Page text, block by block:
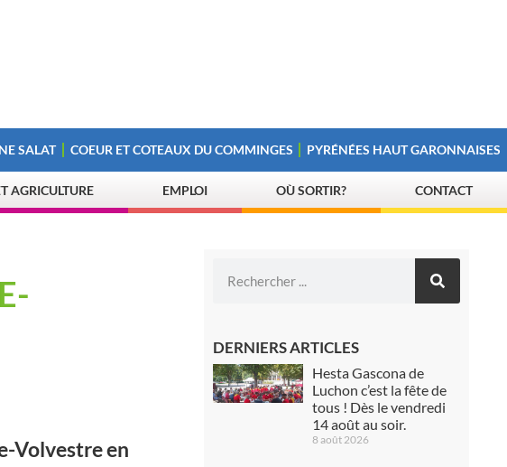
SALAT COEUR ET COTEAUX DU COMMINGES PYRÉNÉES HAUT GARONNAISES
AGRICULTURE EMPLOI OÙ SORTIR? CONTACT
Volvestre en
DERNIERS ARTICLES
Hesta Gascona de
Luchon c’est la fête de
tous ! Dès le vendredi
14 août au soir.
8 août 2026